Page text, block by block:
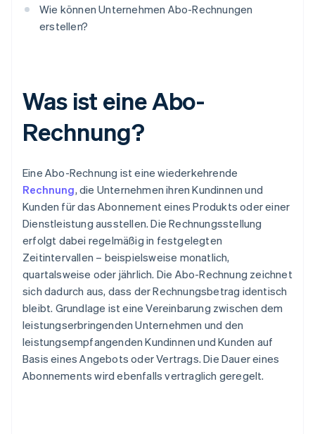
Wie können Unternehmen Abo-Rechnungen
erstellen?
Was ist eine Abo-
Rechnung?
Eine Abo-Rechnung ist eine wiederkehrende
Rechnung, die Unternehmen ihren Kundinnen und
Kunden für das Abonnement eines Produkts oder einer
Dienstleistung ausstellen. Die Rechnungsstellung
erfolgt dabei regelmäßig in festgelegten
Zeitintervallen – beispielsweise monatlich,
quartalsweise oder jährlich. Die Abo-Rechnung zeichnet
sich dadurch aus, dass der Rechnungsbetrag identisch
bleibt. Grundlage ist eine Vereinbarung zwischen dem
leistungserbringenden Unternehmen und den
leistungsempfangenden Kundinnen und Kunden auf
Basis eines Angebots oder Vertrags. Die Dauer eines
Abonnements wird ebenfalls vertraglich geregelt.